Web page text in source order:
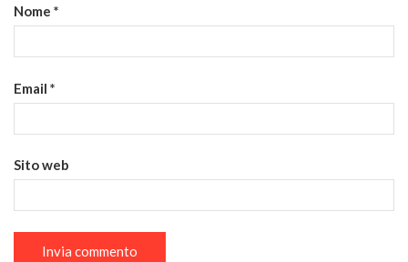
Nome *
Email *
Sito web